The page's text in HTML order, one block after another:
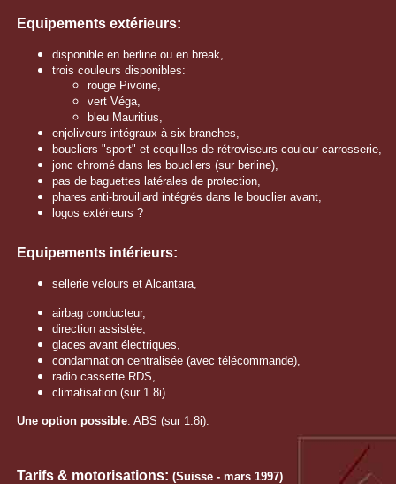
Equipements extérieurs:
disponible en berline ou en break,
trois couleurs disponibles:
rouge Pivoine,
vert Véga,
bleu Mauritius,
enjoliveurs intégraux à six branches,
boucliers "sport" et coquilles de rétroviseurs couleur carrosserie,
jonc chromé dans les boucliers (sur berline),
pas de baguettes latérales de protection,
phares anti-brouillard intégrés dans le bouclier avant,
logos extérieurs ?
Equipements intérieurs:
sellerie velours et Alcantara,
airbag conducteur,
direction assistée,
glaces avant électriques,
condamnation centralisée (avec télécommande),
radio cassette RDS,
climatisation (sur 1.8i).
Une option possible: ABS (sur 1.8i).
Tarifs & motorisations: (Suisse - mars 1997)